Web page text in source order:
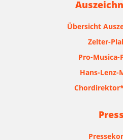
Übersicht
Zelter-
Pro-
Hans-Lenz-